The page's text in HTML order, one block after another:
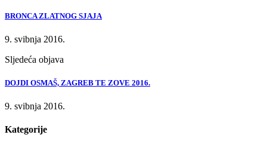
BRONCA ZLATNOG SJAJA
9. svibnja 2016.
Sljedeća objava
DOJDI OSMAŠ, ZAGREB TE ZOVE 2016.
9. svibnja 2016.
Kategorije